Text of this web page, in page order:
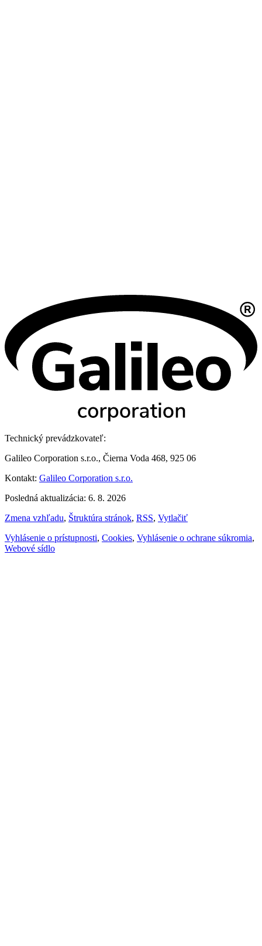
Technický prevádzkovateľ:
Galileo Corporation s.r.o., Čierna Voda 468, 925 06
Kontakt: Galileo Corporation s.r.o.
Posledná aktualizácia: 6. 8. 2026
Zmena vzhľadu, Štruktúra stránok, RSS, Vytlačiť
Vyhlásenie o prístupnosti, Cookies, Vyhlásenie o ochrane súkromia,
Webové sídlo